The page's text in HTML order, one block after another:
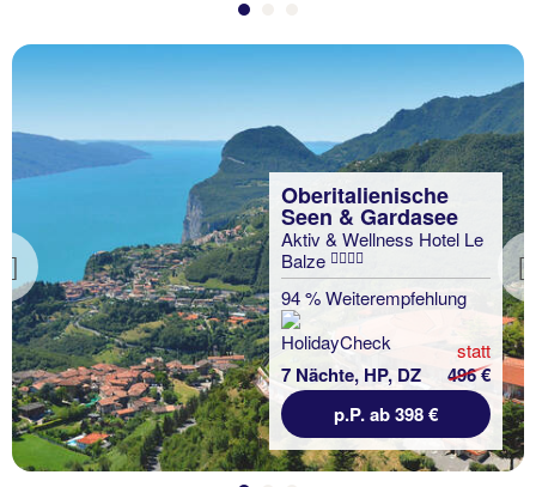
Previous
Oberitalienische
Seen & Gardasee
Aktiv & Wellness Hotel Le
Balze
94 % Weiterempfehlung
7 Nächte, HP, DZ
statt
496 €
p.P. ab 398 €